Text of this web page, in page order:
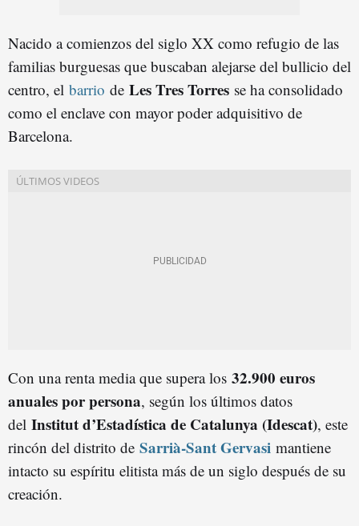
Nacido a comienzos del siglo XX como refugio de las
familias burguesas que buscaban alejarse del bullicio del
centro, el barrio de Les Tres Torres se ha consolidado
como el enclave con mayor poder adquisitivo de
Barcelona.
Con una renta media que supera los 32.900 euros
anuales por persona, según los últimos datos
del Institut d’Estadística de Catalunya (Idescat), este
rincón del distrito de Sarrià-Sant Gervasi mantiene
intacto su espíritu elitista más de un siglo después de su
creación.